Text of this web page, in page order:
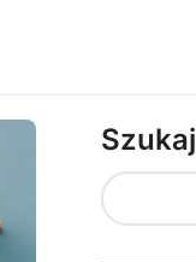
Szukaj